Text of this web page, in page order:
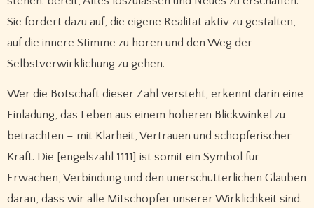
Sie fordert dazu auf, die eigene Realität aktiv zu gestalten,
auf die innere Stimme zu hören und den Weg der
Selbstverwirklichung zu gehen.
Wer die Botschaft dieser Zahl versteht, erkennt darin eine
Einladung, das Leben aus einem höheren Blickwinkel zu
betrachten – mit Klarheit, Vertrauen und schöpferischer
Kraft. Die [engelszahl 1111] ist somit ein Symbol für
Erwachen, Verbindung und den unerschütterlichen Glauben
daran, dass wir alle Mitschöpfer unserer Wirklichkeit sind.